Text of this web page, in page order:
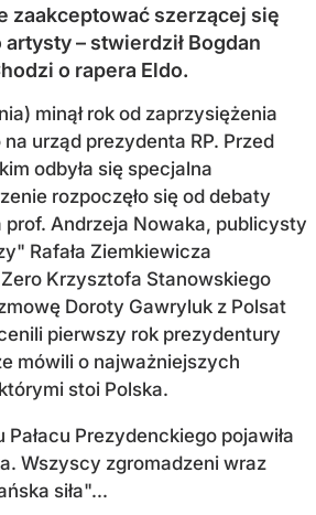
zaakceptować szerzącej się
– stwierdził Bogdan
o rapera Eldo.
minął rok od zaprzysiężenia
urząd prezydenta RP. Przed
odbyła się specjalna
rozpoczęło się od debaty
prof. Andrzeja Nowaka, publicysty
Rafała Ziemkiewicza
Zero Krzysztofa Stanowskiego
Doroty Gawryluk z Polsat
pierwszy rok prezydentury
mówili o najważniejszych
stoi Polska.
Prezydenckiego pojawiła
Wszyscy zgromadzeni wraz
siła"...